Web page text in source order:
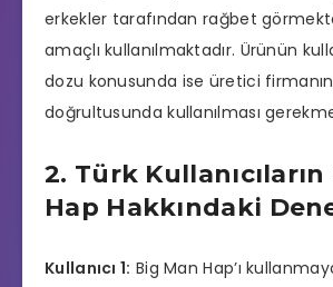
erkekler tarafından rağbet
amaçlı kullanılmaktadır. Ürünün
dozu konusunda ise üretici
doğrultusunda kullanılması
2. Türk
Hap Hakkındaki
Kullanıcı 1: Big Man Hap’ı